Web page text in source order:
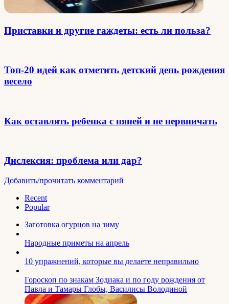
Приставки и другие гаждеты: есть ли польза?
Топ-20 идей как отметить детский день рождения
весело
Как оставлять ребенка с няней и не нервничать
Дислексия: проблема или дар?
Добавить/прочитать комментарий
Recent
Popular
Заготовка огурцов на зиму
Народные приметы на апрель
10 упражнений, которые вы делаете неправильно
Гороскоп по знакам Зодиака и по году рождения от
Павла и Тамары Глобы, Василисы Володиной